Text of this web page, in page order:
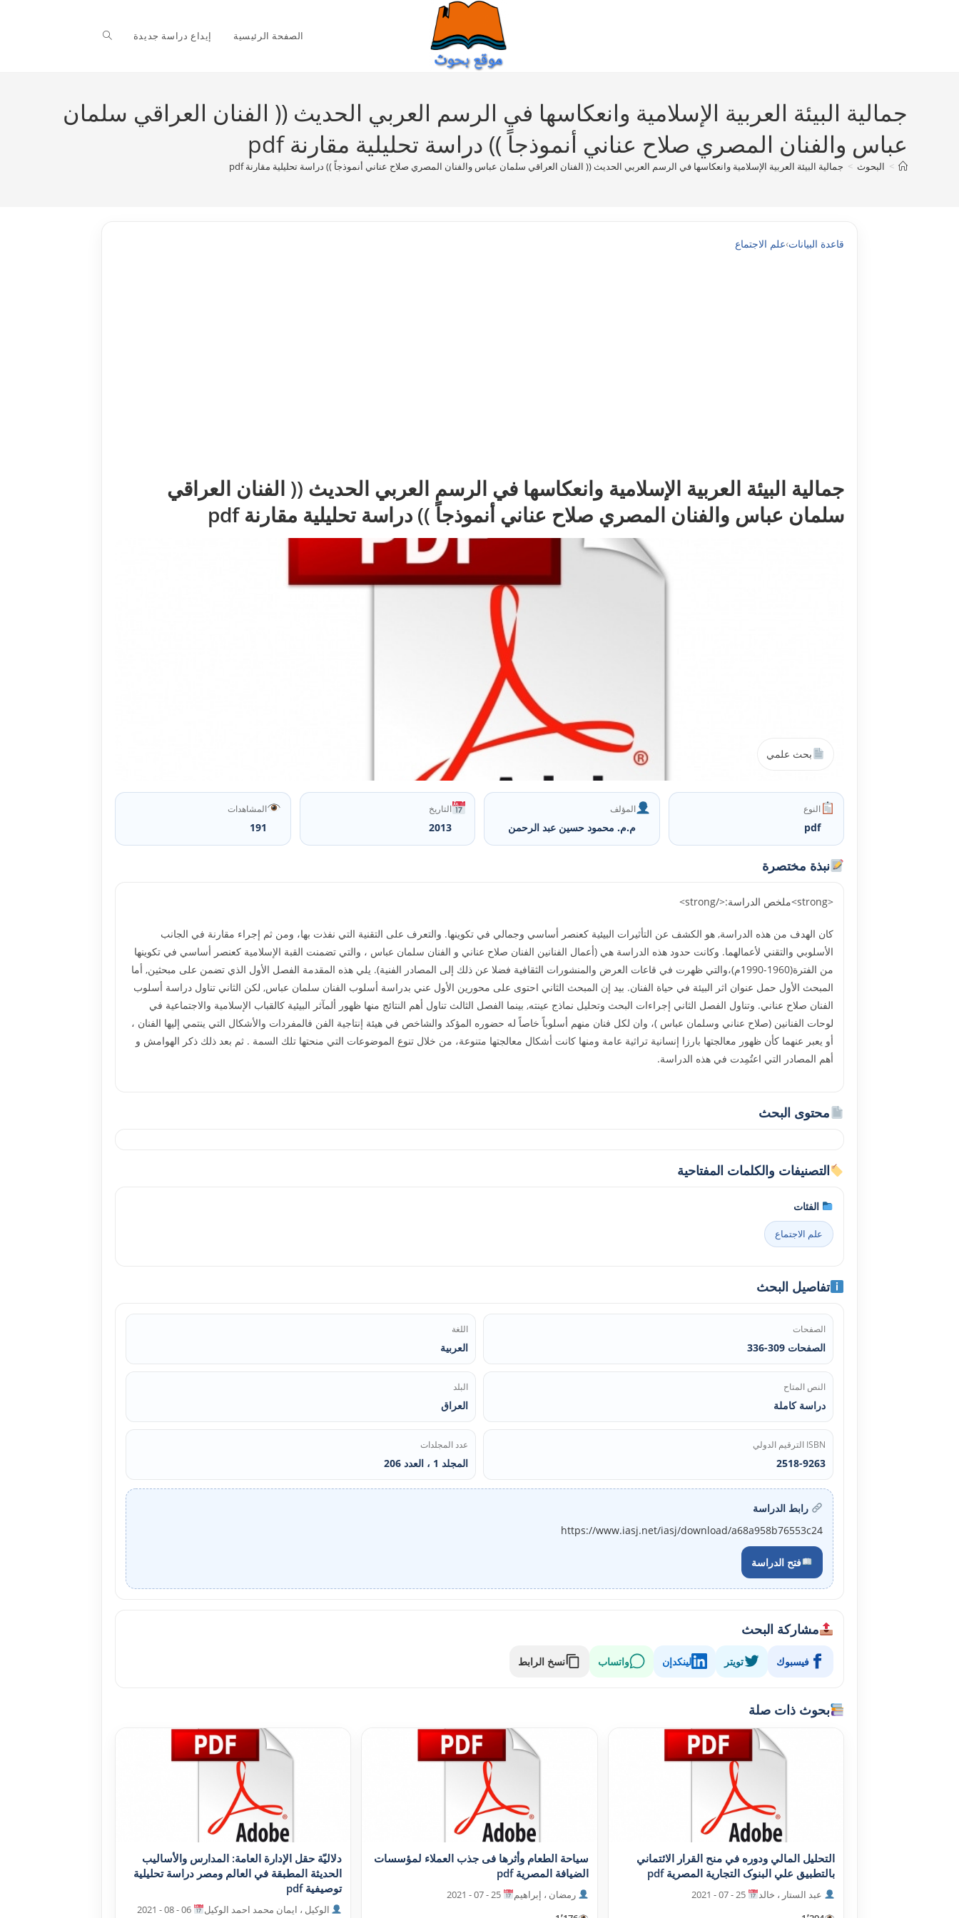
الصفحة الرئيسية إيداع دراسة جديدة Toggle
جمالية البيئة العربية الإسلامية وانعكاسها في الرسم العربي الحديث (( الفنان العراقي سلمان
عباس والفنان المصري صلاح عناني أنموذجاً )) دراسة تحليلية مقارنة pdf
> البحوث > جمالية البيئة العربية الإسلامية وانعكاسها في الرسم العربي الحديث (( الفنان العراقي سلمان عباس والفنان المصري صلاح عناني أنموذجاً )) دراسة تحليلية مقارنة pdf
قاعدة البيانات›علم الاجتماع
جمالية البيئة العربية الإسلامية وانعكاسها في الرسم العربي الحديث (( الفنان العراقي
سلمان عباس والفنان المصري صلاح عناني أنموذجاً )) دراسة تحليلية مقارنة pdf
بحث علمي
النوع
pdf
المؤلف
م.م. محمود حسين عبد الرحمن
التاريخ
2013
المشاهدات
191
نبذة مختصرة
<strong>ملخص الدراسة:</strong>
كان الهدف من هذه الدراسة, هو الكشف عن التأثيرات البيئية كعنصر أساسي وجمالي في تكوينها. والتعرف على التقنية التي نفذت بها، ومن ثم إجراء مقارنة في الجانب
الأسلوبي والتقني لأعمالهما. وكانت حدود هذه الدراسة هي (أعمال الفنانين الفنان صلاح عناني و الفنان سلمان عباس ، والتي تضمنت القبة الإسلامية كعنصر أساسي في تكوينها
من الفترة(1960-1990م)،والتي ظهرت في قاعات العرض والمنشورات الثقافية فضلا عن ذلك إلى المصادر الفنية). يلي هذه المقدمة الفصل الأول الذي تضمن على مبحثين, أما
المبحث الأول حمل عنوان اثر البيئة في حياة الفنان. بيد إن المبحث الثاني احتوى على محورين الأول عني بدراسة أسلوب الفنان سلمان عباس, لكن الثاني تناول دراسة أسلوب
الفنان صلاح عناني. وتناول الفصل الثاني إجراءات البحث وتحليل نماذج عينته, بينما الفصل الثالث تناول أهم النتائج منها ظهور ألمآثر البيئية كالقباب الإسلامية والاجتماعية في
لوحات الفنانين (صلاح عناني وسلمان عباس )، وان لكل فنان منهم أسلوباً خاصاً له حضوره المؤكد والشاخص في هيئة إنتاجية الفن فالمفردات والأشكال التي ينتمي إليها الفنان ،
أو يعبر عنهما كأن ظهور معالجتها بارزا إنسانية تراثية عامة ومنها كانت أشكال معالجتها متنوعة، من خلال تنوع الموضوعات التي منحتها تلك السمة . ثم بعد ذلك ذكر الهوامش و
أهم المصادر التي اعتُمِدت في هذه الدراسة.
محتوى البحث
التصنيفات والكلمات المفتاحية
الفئات
علم الاجتماع
تفاصيل البحث
الصفحات
الصفحات 309-336
اللغة
العربية
النص المتاح
دراسة كاملة
البلد
العراق
ISBN الترقيم الدولي
2518-9263
عدد المجلدات
المجلد 1 ، العدد 206
رابط الدراسة
https://www.iasj.net/iasj/download/a68a958b76553c24
فتح الدراسة
مشاركة البحث
فيسبوك تويتر لينكدإن واتساب نسخ الرابط
بحوث ذات صلة
التحليل المالي ودوره في منح القرار الائتماني
بالتطبيق علي البنوک التجارية المصرية pdf
عبد الستار ، خالد
سياحة الطعام وأثرها فى جذب العملاء لمؤسسات
الضيافة المصرية pdf
رمضان ، إبراهيم
دلاليّة حقل الإدارة العامة: المدارس والأساليب
الحديثة المطبقة في العالم ومصر دراسة تحليلية
توصيفية pdf
الوکيل ، ايمان محمد احمد الوکيل 06 - 08 - 2021